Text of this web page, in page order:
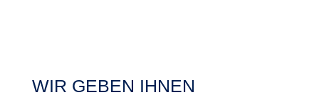
WIR GEBEN IHNEN